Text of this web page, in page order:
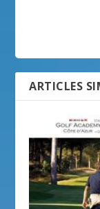
ARTICLES